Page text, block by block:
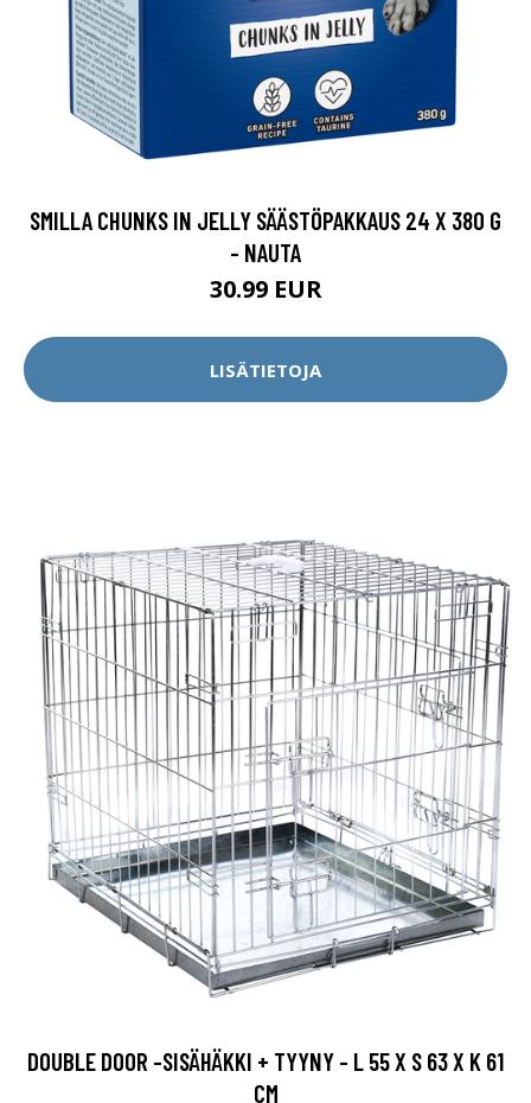
SMILLA CHUNKS IN JELLY SÄÄSTÖPAKKAUS 24 X 380 G
- NAUTA
30.99 EUR
LISÄTIETOJA
DOUBLE DOOR -SISÄHÄKKI + TYYNY - L 55 X S 63 X K 61
CM